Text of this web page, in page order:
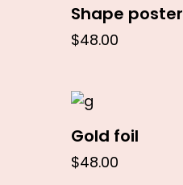
Shape poster
$48.00
Gold foil
$48.00